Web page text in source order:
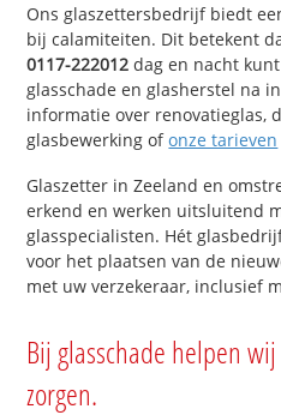
Ons glaszettersbedrijf biedt
bij calamiteiten. Dit betekent
0117-222012 dag en nacht
glasschade en glasherstel na
informatie over renovatieglas,
glasbewerking ofonze tarieven
Glaszetter in Zeeland en
erkend en werken uitsluitend
glasspecialisten. Hét
voor het plaatsen van de
met uw verzekeraar, inclusief
Bij glasschade helpen
zorgen.